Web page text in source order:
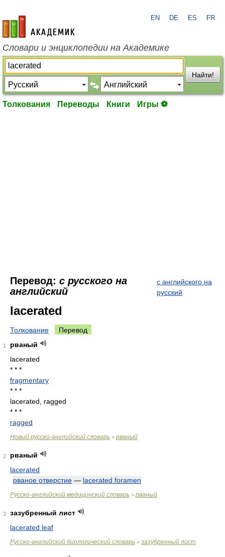
academic.ru
EN DE ES FR
Словари и энциклопедии на Академике
Найти!
Толкования Переводы Книги Игры ⚽
Перевод: с русского на
английский
с английского на
русский
lacerated
Толкование Перевод
1
рваный
lacerated
* * *
fragmentary
* * *
lacerated, ragged
* * *
ragged
Новый русско-английский словарь > рваный
2
рваный
lacerated
рваное отверстие — lacerated foramen
Русско-английский медицинский словарь > рваный
3
зазубренный лист
lacerated leaf
Русско-английский биологический словарь > зазубренный лист